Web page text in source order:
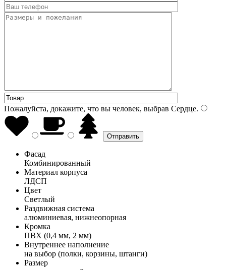
Пожалуйста, докажите, что вы человек, выбрав Сердце.
Фасад
Комбинированный
Материал корпуса
ЛДСП
Цвет
Светлый
Раздвижная система
алюминиевая, нижнеопорная
Кромка
ПВХ (0,4 мм, 2 мм)
Внутреннее наполнение
на выбор (полки, корзины, штанги)
Размер